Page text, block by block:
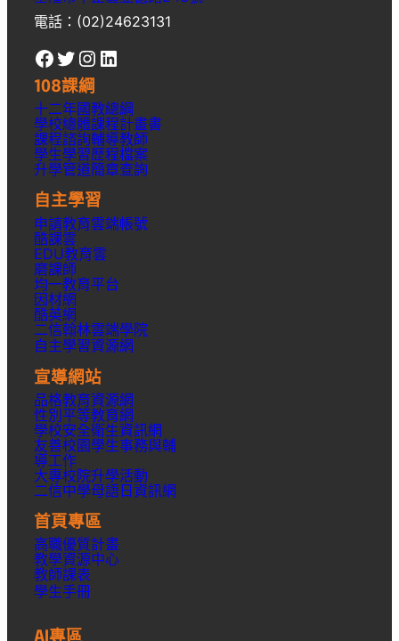
電話：(02)24623131
Facebook Twitter Instagram LinkedIn
108課綱
十二年國教總綱
學校總體課程計畫書
課程諮詢輔導教師
學生學習歷程檔案
升學管道簡章查詢
自主學習
申請教育雲端帳號
酷課雲
EDU教育雲
磨課師
均一教育平台
因材網
酷英網
二信翰林雲端學院
自主學習資源網
宣導網站
品格教育資源網
性別平等教育網
學校安全衛生資訊網
友善校園學生事務與輔
導工作
大專校院升學活動
二信中學母語日資訊網
首頁專區
高職優質計畫
教學資源中心
教師課表
學生手冊
AI專區